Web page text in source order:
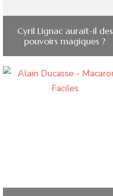
Cyril Lignac aurait-il des
pouvoirs magiques ?